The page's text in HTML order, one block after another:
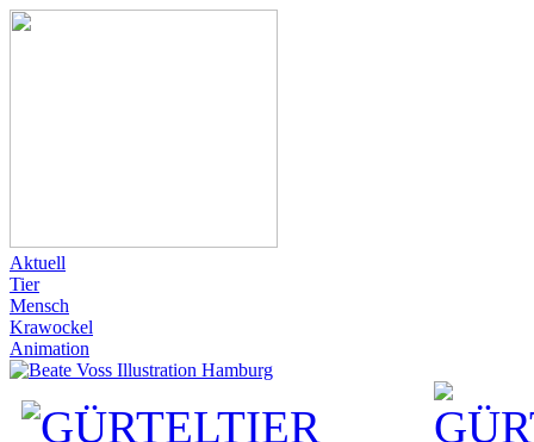
Aktuell
Tier
Mensch
Krawockel
Animation